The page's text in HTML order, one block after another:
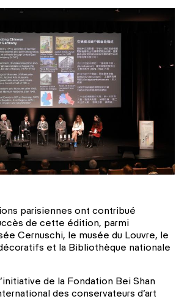
parisiennes ont contribué
de cette édition, parmi
Cernuschi, le musée du Louvre, le
et la Bibliothèque nationale
de la Fondation Bei Shan
des conservateurs d’art